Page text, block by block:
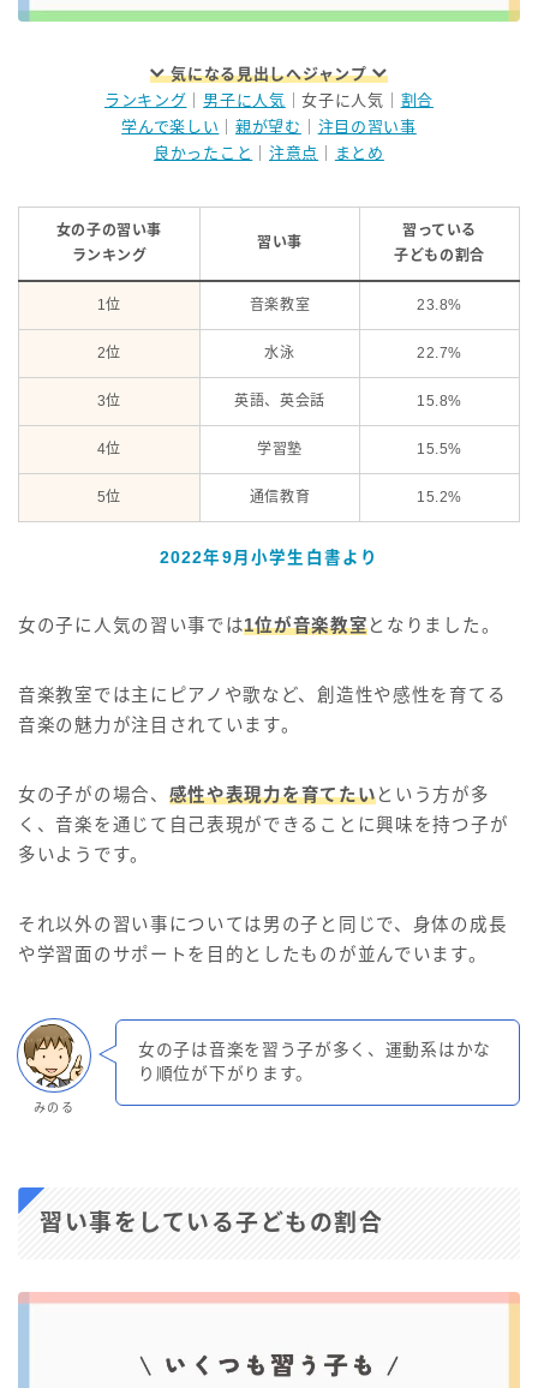
気になる見出しへジャンプ
ランキング
男子に人気 ｜女子に人気｜ 割合
学んで楽しい ｜親が望む
注目の習い事
良かったこと
注意点 まとめ
女の子の習い事
ランキング
習い事
習っている
子どもの割合
1位 音楽教室 23.8%
2位 水泳 22.7%
3位 英語、英会話 15.8%
4位 学習塾 15.5%
5位 通信教育 15.2%
2022年9月小学生白書より
女の子に人気の習い事では1位が音楽教室となりました。
音楽教室では主にピアノや歌など、創造性や感性を育てる
音楽の魅力が注目されています。
女の子がの場合、 感性や表現力を育てたいという方が多
く、音楽を通じて自己表現ができることに興味を持つ子が
多いようです。
それ以外の習い事については男の子と同じで、身体の成長
や学習面のサポートを目的としたものが並んでいます。
みのる
女の子は音楽を習う子が多く、運動系はかな
り順位が下がります。
習い事をしている子どもの割合